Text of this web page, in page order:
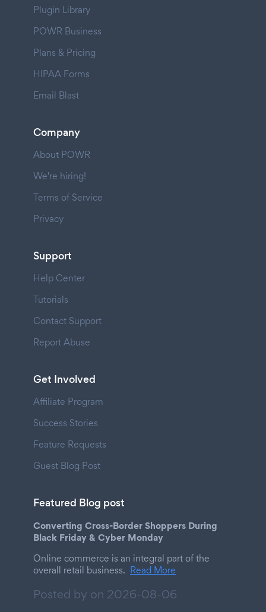
Plugin Library
POWR Business
Plans & Pricing
HIPAA Forms
Email Blast
Company
About POWR
We're hiring!
Terms of Service
Privacy
Support
Help Center
Tutorials
Contact Support
Report Abuse
Get Involved
Affiliate Program
Success Stories
Feature Requests
Guest Blog Post
Featured Blog post
Converting Cross-Border Shoppers During
Black Friday & Cyber Monday
Online commerce is an integral part of the
overall retail business. Read More
Posted by on 2026-08-06